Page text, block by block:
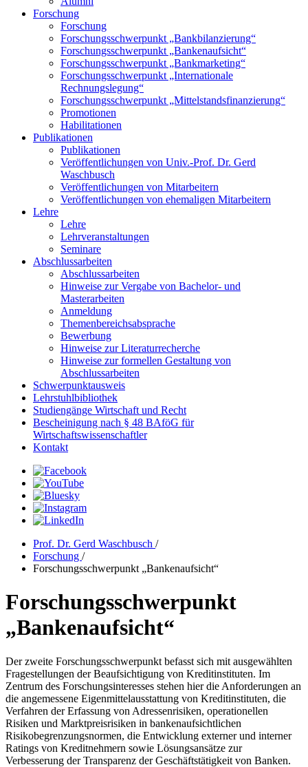
Forschung
Forschung
Forschungsschwerpunkt „Bankbilanzierung“
Forschungsschwerpunkt „Bankenaufsicht“
Forschungsschwerpunkt „Bankmarketing“
Forschungsschwerpunkt „Internationale
Rechnungslegung“
Forschungsschwerpunkt „Mittelstandsfinanzierung“
Promotionen
Habilitationen
Publikationen
Publikationen
Veröffentlichungen von Univ.-Prof. Dr. Gerd
Waschbusch
Veröffentlichungen von Mitarbeitern
Veröffentlichungen von ehemaligen Mitarbeitern
Lehre
Lehre
Lehrveranstaltungen
Seminare
Abschlussarbeiten
Abschlussarbeiten
Hinweise zur Vergabe von Bachelor- und
Masterarbeiten
Anmeldung
Themenbereichsabsprache
Bewerbung
Hinweise zur Literaturrecherche
Hinweise zur formellen Gestaltung von
Abschlussarbeiten
Schwerpunktausweis
Lehrstuhlbibliothek
Studiengänge Wirtschaft und Recht
Bescheinigung nach § 48 BAföG für
Wirtschaftswissenschaftler
Kontakt
Prof. Dr. Gerd Waschbusch /
Forschung /
Forschungsschwerpunkt „Bankenaufsicht“
Forschungsschwerpunkt
„Bankenaufsicht“
Der zweite Forschungsschwerpunkt befasst sich mit ausgewählten
Fragestellungen der Beaufsichtigung von Kreditinstituten. Im
Zentrum des Forschungsinteresses stehen hier die Anforderungen an
die angemessene Eigenmittelausstattung von Kreditinstituten, die
Verfahren der Erfassung von Adressenrisiken, operationellen
Risiken und Marktpreisrisiken in bankenaufsichtlichen
Risikobegrenzungsnormen, die Entwicklung externer und interner
Ratings von Kreditnehmern sowie Lösungsansätze zur
Verbesserung der Transparenz der Geschäftstätigkeit von Banken.